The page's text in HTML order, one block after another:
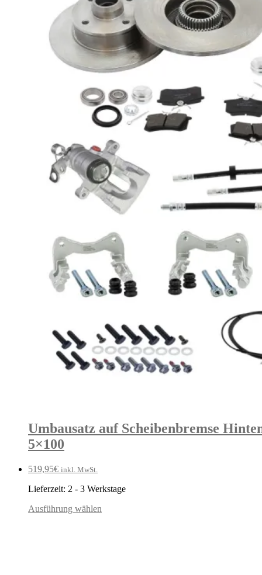
Umbausatz auf Scheibenbremse
5×100
519,95€ inkl. MwSt.
Lieferzeit: 2 - 3 Werkstage
Ausführung wählen